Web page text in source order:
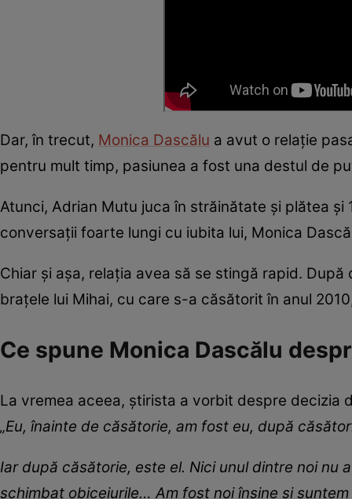
Dar, în trecut, Monica Dascălu a avut o relație
pentru mult timp, pasiunea a fost una destul de
Atunci, Adrian Mutu juca în străinătate și plătea
conversații foarte lungi cu iubita lui, Monica
Chiar și așa, relația avea să se stingă rapid.
brațele lui Mihai, cu care s-a căsătorit în anul
Ce spune Monica Dascălu
La vremea aceea, știrista a vorbit despre decizia
„Eu, îna­inte de căsătorie, am fost eu, după
Iar după căsătorie, este el. Nici unul dintre noi
schimbat obiceiurile… Am fost noi înşine și